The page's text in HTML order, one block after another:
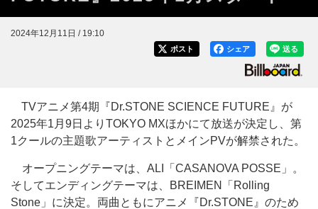
2024年12月11日 / 19:10
送る
シェア
ポスト
TVアニメ第4期『Dr.STONE SCIENCE FUTURE』が
2025年1月9日よりTOKYO MXほかにて放送が決定し、第
1クールの主題歌アーティストとメインPVが解禁された。
オープニングテーマは、ALI「CASANOVA POSSE」。
そしてエンディングテーマは、BREIMEN「Rolling
Stone」に決定。両曲ともにアニメ『Dr.STONE』のため